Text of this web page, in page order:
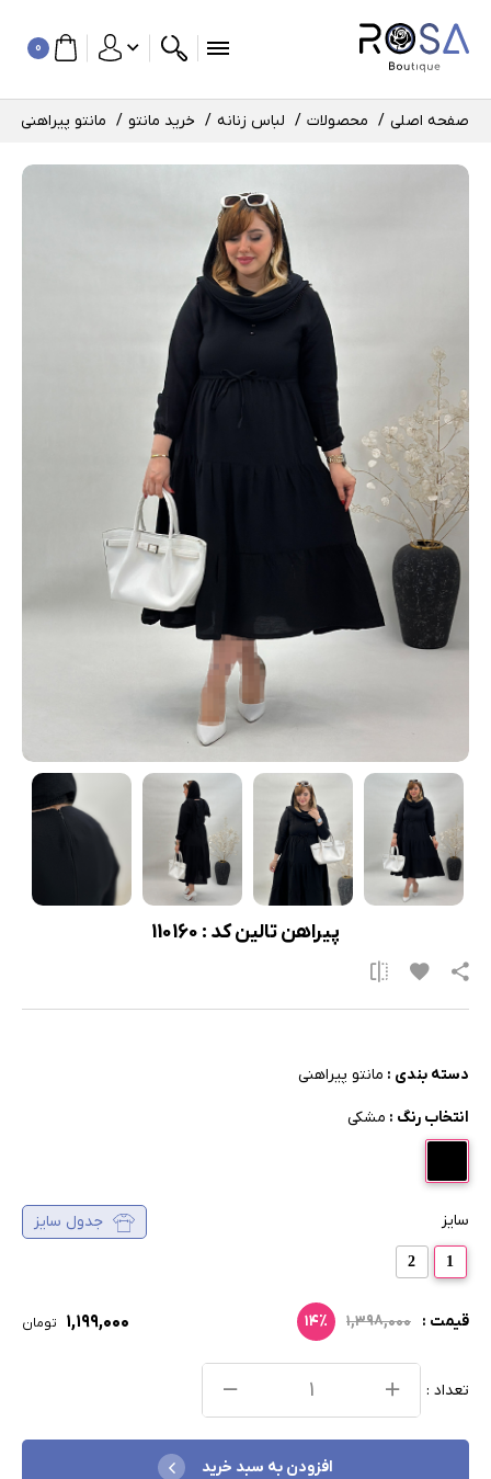
0
صفحه اصلی محصولات لباس زنانه خرید مانتو مانتو پیراهنی
پیراهن تالین کد : 110160
دسته بندی : مانتو پیراهنی
انتخاب رنگ : مشکی
سایز جدول سایز
1
2
قیمت : ۱,۳۹۸,۰۰۰ ۱۴٪ ۱,۱۹۹,۰۰۰ تومان
تعداد :
افزودن به سبد خرید